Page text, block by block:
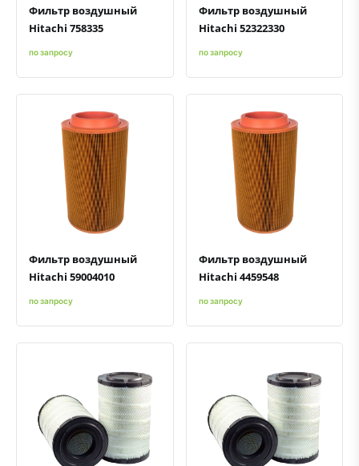
Фильтр воздушный
Hitachi 758335
по запросу
Фильтр воздушный
Hitachi 52322330
по запросу
Быстрый просмотрДобавить к сравнению
Добавить в избранное
Фильтр воздушный
Hitachi 59004010
по запросу
Быстрый просмотрДобавить к сравнению
Добавить в избранное
Фильтр воздушный
Hitachi 4459548
по запросу
Быстрый просмотрДобавить к сравнению
Добавить в избранное Быстрый просмотрДобавить к сравнению
Добавить в избранное